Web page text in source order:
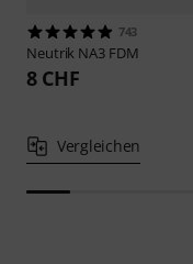
743
Neutrik NA3 FDM
8 CHF
Vergleichen